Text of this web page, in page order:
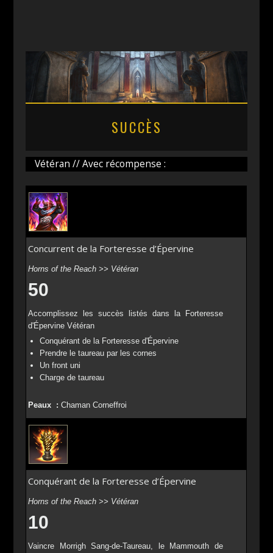
SUCCÈS
Vétéran // Avec récompense :
Concurrent de la Forteresse d’Épervine
Horns of the Reach >> Vétéran
50
Accomplissez les succès listés dans la Forteresse
d'Épervine Vétéran
Conquérant de la Forteresse d'Épervine
Prendre le taureau par les cornes
Un front uni
Charge de taureau
Peaux :Chaman Corneffroi
Conquérant de la Forteresse d’Épervine
Horns of the Reach >> Vétéran
10
Vaincre Morrigh Sang-de-Taureau, le Mammouth de